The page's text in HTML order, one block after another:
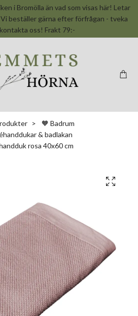
i Bromölla än vad som visas här! Letar
beställer gärna efter förfrågan - tveka
oss! Frakt 79:-
🧡 Badrum
& badlakan
rosa 40x60 cm